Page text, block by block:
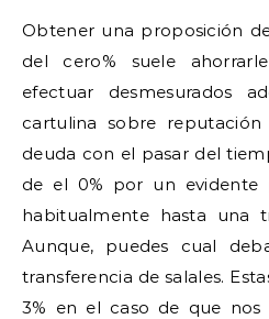
Obtener una proposición
del cero% suele
efectuar desmesurados
cartulina sobre
deuda con el pasar del
de el 0% por un evidente
habitualmente hasta una
Aunque, puedes cual
transferencia de salales.
3% en el caso de que